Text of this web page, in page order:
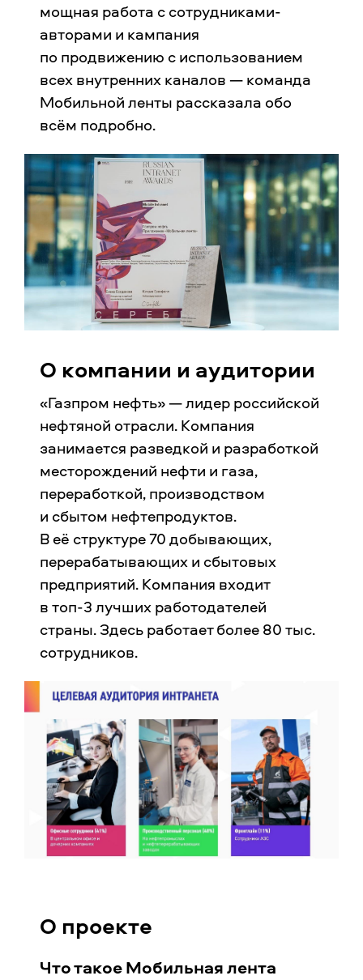
мощная работа с сотрудниками-
авторами и кампания
по продвижению с использованием
всех внутренних каналов — команда
Мобильной ленты рассказала обо
всём подробно.
О компании и аудитории
«Газпром нефть» — лидер российской
нефтяной отрасли. Компания
занимается разведкой и разработкой
месторождений нефти и газа,
переработкой, производством
и сбытом нефтепродуктов.
В её структуре 70 добывающих,
перерабатывающих и сбытовых
предприятий. Компания входит
в топ-3 лучших работодателей
страны. Здесь работает более 80 тыс.
сотрудников.
О проекте
Что такое Мобильная лента